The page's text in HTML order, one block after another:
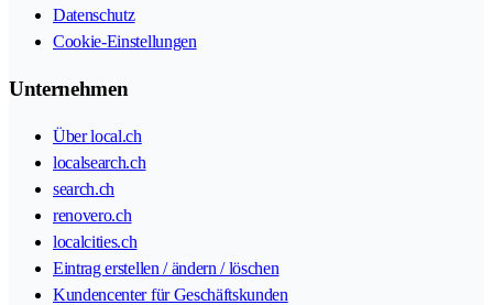
Datenschutz
Cookie-Einstellungen
Unternehmen
Über local.ch
localsearch.ch
search.ch
renovero.ch
localcities.ch
Eintrag erstellen / ändern / löschen
Kundencenter für Geschäftskunden